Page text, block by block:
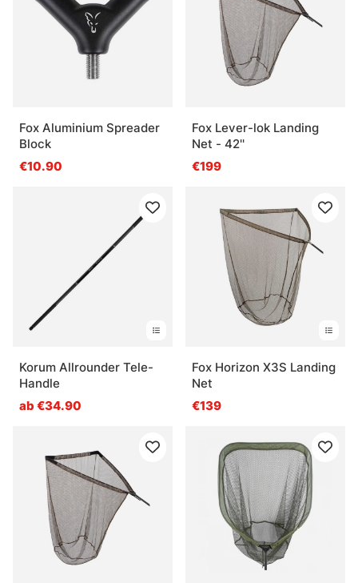
Fox Aluminium Spreader
Block
€10.90
Fox Lever-lok Landing
Net - 42''
€199
Korum Allrounder Tele-
Handle
ab €34.90
Fox Horizon X3S Landing
Net
€139